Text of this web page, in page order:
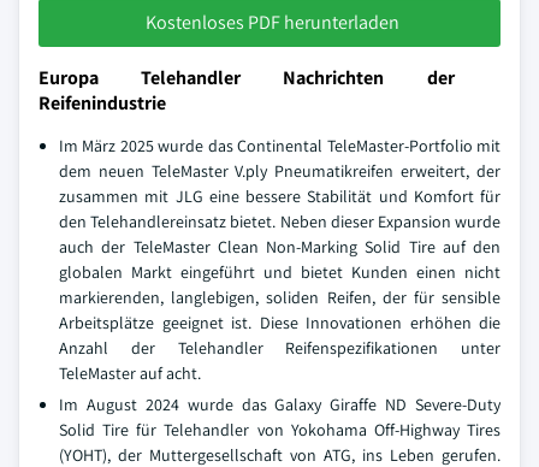
Kostenloses PDF herunterladen
Europa Telehandler Nachrichten der
Reifenindustrie
Im März 2025 wurde das Continental TeleMaster-Portfolio mit
dem neuen TeleMaster V.ply Pneumatikreifen erweitert, der
zusammen mit JLG eine bessere Stabilität und Komfort für
den Telehandlereinsatz bietet. Neben dieser Expansion wurde
auch der TeleMaster Clean Non-Marking Solid Tire auf den
globalen Markt eingeführt und bietet Kunden einen nicht
markierenden, langlebigen, soliden Reifen, der für sensible
Arbeitsplätze geeignet ist. Diese Innovationen erhöhen die
Anzahl der Telehandler Reifenspezifikationen unter
TeleMaster auf acht.
Im August 2024 wurde das Galaxy Giraffe ND Severe-Duty
Solid Tire für Telehandler von Yokohama Off-Highway Tires
(YOHT), der Muttergesellschaft von ATG, ins Leben gerufen.